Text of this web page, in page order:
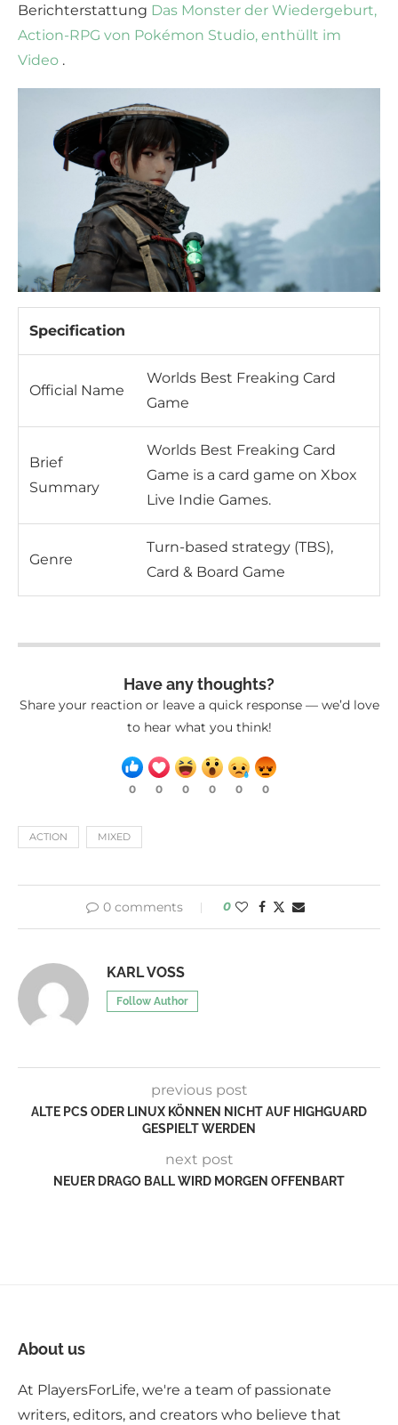
Berichterstattung Das Monster der Wiedergeburt,
Action-RPG von Pokémon Studio, enthüllt im
Video .
Specification
Official Name
Worlds Best Freaking Card
Game
Brief
Summary
Worlds Best Freaking Card
Game is a card game on Xbox
Live Indie Games.
Genre
Turn-based strategy (TBS),
Card & Board Game
Have any thoughts?
Share your reaction or leave a quick response — we’d love
to hear what you think!
0 0 0 0 0 0
ACTION MIXED
0 comments 0
KARL VOSS
Follow Author
previous post
ALTE PCS ODER LINUX KÖNNEN NICHT AUF HIGHGUARD
GESPIELT WERDEN
next post
NEUER DRAGO BALL WIRD MORGEN OFFENBART
About us
At PlayersForLife, we're a team of passionate
writers, editors, and creators who believe that